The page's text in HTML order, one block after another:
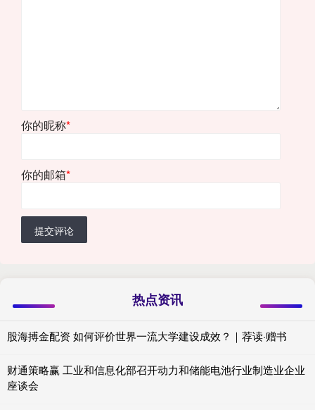
你的昵称*
你的邮箱*
提交评论
热点资讯
股海搏金配资 如何评价世界一流大学建设成效？｜荐读·赠书
财通策略赢 工业和信息化部召开动力和储能电池行业制造业企业
座谈会